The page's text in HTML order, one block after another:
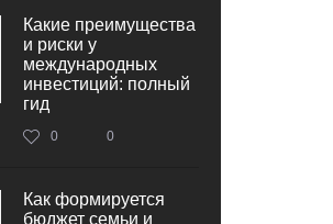
Какие преимущества
и риски у
международных
инвестиций: полный
гид
0 0
Как формируется
бюджет семьи и